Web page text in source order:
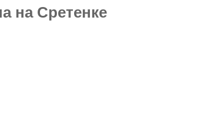
на Сретенке